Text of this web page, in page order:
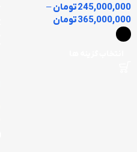
245,000,000تومان–
365,000,000تومان